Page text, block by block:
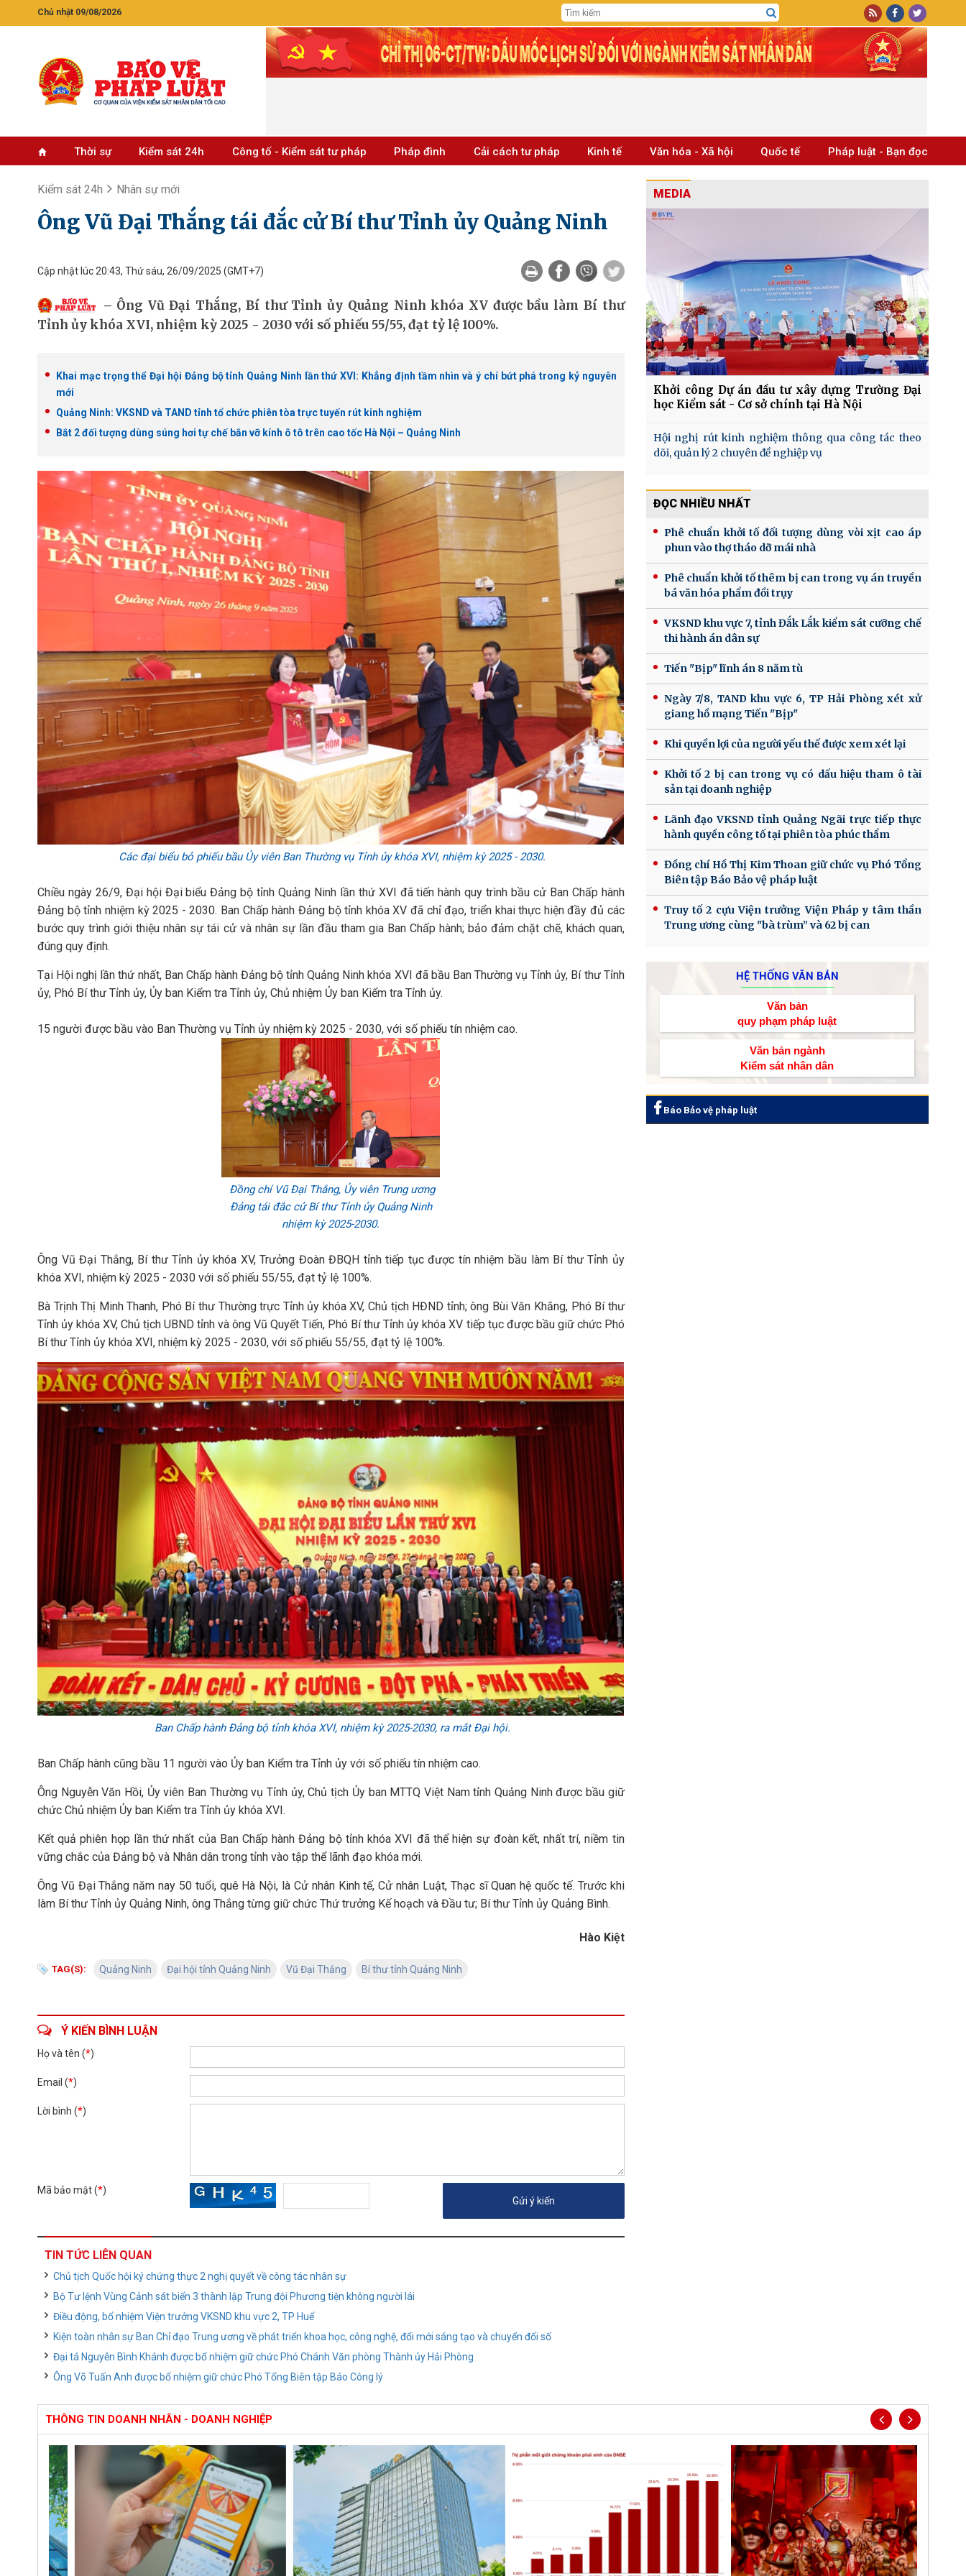
Chủ nhật 09/08/2026
Thời sự Kiểm sát 24h Công tố - Kiểm sát tư pháp Pháp đình Cải cách tư pháp Kinh tế Văn hóa - Xã hội Quốc tế Pháp luật - Bạn đọc
Kiểm sát 24h Nhân sự mới
Ông Vũ Đại Thắng tái đắc cử Bí thư Tỉnh ủy Quảng Ninh
Cập nhật lúc 20:43, Thứ sáu, 26/09/2025 (GMT+7)
Ông Vũ Đại Thắng, Bí thư Tỉnh ủy Quảng Ninh khóa XV được bầu làm Bí thư
Tỉnh ủy khóa XVI, nhiệm kỳ 2025 - 2030 với số phiếu 55/55, đạt tỷ lệ 100%.
Khai mạc trọng thể Đại hội Đảng bộ tỉnh Quảng Ninh lần thứ XVI: Khẳng định tầm nhìn và ý chí bứt phá trong kỷ nguyên
mới
Quảng Ninh: VKSND và TAND tỉnh tổ chức phiên tòa trực tuyến rút kinh nghiệm
Bắt 2 đối tượng dùng súng hơi tự chế bắn vỡ kính ô tô trên cao tốc Hà Nội – Quảng Ninh
Các đại biểu bỏ phiếu bầu Ủy viên Ban Thường vụ Tỉnh ủy khóa XVI, nhiệm kỳ 2025 - 2030.
Chiều ngày 26/9, Đại hội Đại biểu Đảng bộ tỉnh Quảng Ninh lần thứ XVI đã tiến hành quy trình bầu cử Ban Chấp hành
Đảng bộ tỉnh nhiệm kỳ 2025 - 2030. Ban Chấp hành Đảng bộ tỉnh khóa XV đã chỉ đạo, triển khai thực hiện đầy đủ các
bước quy trình giới thiệu nhân sự tái cử và nhân sự lần đầu tham gia Ban Chấp hành; bảo đảm chặt chẽ, khách quan,
đúng quy định.
Tại Hội nghị lần thứ nhất, Ban Chấp hành Đảng bộ tỉnh Quảng Ninh khóa XVI đã bầu Ban Thường vụ Tỉnh ủy, Bí thư Tỉnh
ủy, Phó Bí thư Tỉnh ủy, Ủy ban Kiểm tra Tỉnh ủy, Chủ nhiệm Ủy ban Kiểm tra Tỉnh ủy.
15 người được bầu vào Ban Thường vụ Tỉnh ủy nhiệm kỳ 2025 - 2030, với số phiếu tín nhiệm cao.
Đồng chí Vũ Đại Thắng, Ủy viên Trung ương
Đảng tái đắc cử Bí thư Tỉnh ủy Quảng Ninh
nhiệm kỳ 2025-2030.
Ông Vũ Đại Thắng, Bí thư Tỉnh ủy khóa XV, Trưởng Đoàn ĐBQH tỉnh tiếp tục được tín nhiệm bầu làm Bí thư Tỉnh ủy
khóa XVI, nhiệm kỳ 2025 - 2030 với số phiếu 55/55, đạt tỷ lệ 100%.
Bà Trịnh Thị Minh Thanh, Phó Bí thư Thường trực Tỉnh ủy khóa XV, Chủ tịch HĐND tỉnh; ông Bùi Văn Khắng, Phó Bí thư
Tỉnh ủy khóa XV, Chủ tịch UBND tỉnh và ông Vũ Quyết Tiến, Phó Bí thư Tỉnh ủy khóa XV tiếp tục được bầu giữ chức Phó
Bí thư Tỉnh ủy khóa XVI, nhiệm kỳ 2025 - 2030, với số phiếu 55/55, đạt tỷ lệ 100%.
Ban Chấp hành Đảng bộ tỉnh khóa XVI, nhiệm kỳ 2025-2030, ra mắt Đại hội.
Ban Chấp hành cũng bầu 11 người vào Ủy ban Kiểm tra Tỉnh ủy với số phiếu tín nhiệm cao.
Ông Nguyễn Văn Hồi, Ủy viên Ban Thường vụ Tỉnh ủy, Chủ tịch Ủy ban MTTQ Việt Nam tỉnh Quảng Ninh được bầu giữ
chức Chủ nhiệm Ủy ban Kiểm tra Tỉnh ủy khóa XVI.
Kết quả phiên họp lần thứ nhất của Ban Chấp hành Đảng bộ tỉnh khóa XVI đã thể hiện sự đoàn kết, nhất trí, niềm tin
vững chắc của Đảng bộ và Nhân dân trong tỉnh vào tập thể lãnh đạo khóa mới.
Ông Vũ Đại Thắng năm nay 50 tuổi, quê Hà Nội, là Cử nhân Kinh tế, Cử nhân Luật, Thạc sĩ Quan hệ quốc tế. Trước khi
làm Bí thư Tỉnh ủy Quảng Ninh, ông Thắng từng giữ chức Thứ trưởng Kế hoạch và Đầu tư; Bí thư Tỉnh ủy Quảng Bình.
Hào Kiệt
TAG(S): Quảng Ninh Đại hội tỉnh Quảng Ninh Vũ Đại Thắng Bí thư tỉnh Quảng Ninh
Ý KIẾN BÌNH LUẬN
Họ và tên (*)
Email (*)
Lời bình (*)
Mã bảo mật (*)
TIN TỨC LIÊN QUAN
Chủ tịch Quốc hội ký chứng thực 2 nghị quyết về công tác nhân sự
Bộ Tư lệnh Vùng Cảnh sát biển 3 thành lập Trung đội Phương tiện không người lái
Điều động, bổ nhiệm Viện trưởng VKSND khu vực 2, TP Huế
Kiện toàn nhân sự Ban Chỉ đạo Trung ương về phát triển khoa học, công nghệ, đổi mới sáng tạo và chuyển đổi số
Đại tá Nguyễn Bình Khánh được bổ nhiệm giữ chức Phó Chánh Văn phòng Thành ủy Hải Phòng
Ông Võ Tuấn Anh được bổ nhiệm giữ chức Phó Tổng Biên tập Báo Công lý
MEDIA
Khởi công Dự án đầu tư xây dựng Trường Đại
học Kiểm sát - Cơ sở chính tại Hà Nội
Hội nghị rút kinh nghiệm thông qua công tác theo
dõi, quản lý 2 chuyên đề nghiệp vụ
ĐỌC NHIỀU NHẤT
Phê chuẩn khởi tố đối tượng dùng vòi xịt cao áp
phun vào thợ tháo dỡ mái nhà
Phê chuẩn khởi tố thêm bị can trong vụ án truyền
bá văn hóa phẩm đồi trụy
VKSND khu vực 7, tỉnh Đắk Lắk kiểm sát cưỡng chế
thi hành án dân sự
Tiến "Bịp" lĩnh án 8 năm tù
Ngày 7/8, TAND khu vực 6, TP Hải Phòng xét xử
giang hồ mạng Tiến "Bịp"
Khi quyền lợi của người yếu thế được xem xét lại
Khởi tố 2 bị can trong vụ có dấu hiệu tham ô tài
sản tại doanh nghiệp
Lãnh đạo VKSND tỉnh Quảng Ngãi trực tiếp thực
hành quyền công tố tại phiên tòa phúc thẩm
Đồng chí Hồ Thị Kim Thoan giữ chức vụ Phó Tổng
Biên tập Báo Bảo vệ pháp luật
Truy tố 2 cựu Viện trưởng Viện Pháp y tâm thần
Trung ương cùng "bà trùm” và 62 bị can
HỆ THỐNG VĂN BẢN
Văn bản
quy phạm pháp luật
Văn bản ngành
Kiểm sát nhân dân
Báo Bảo vệ pháp luật
THÔNG TIN DOANH NHÂN - DOANH NGHIỆP